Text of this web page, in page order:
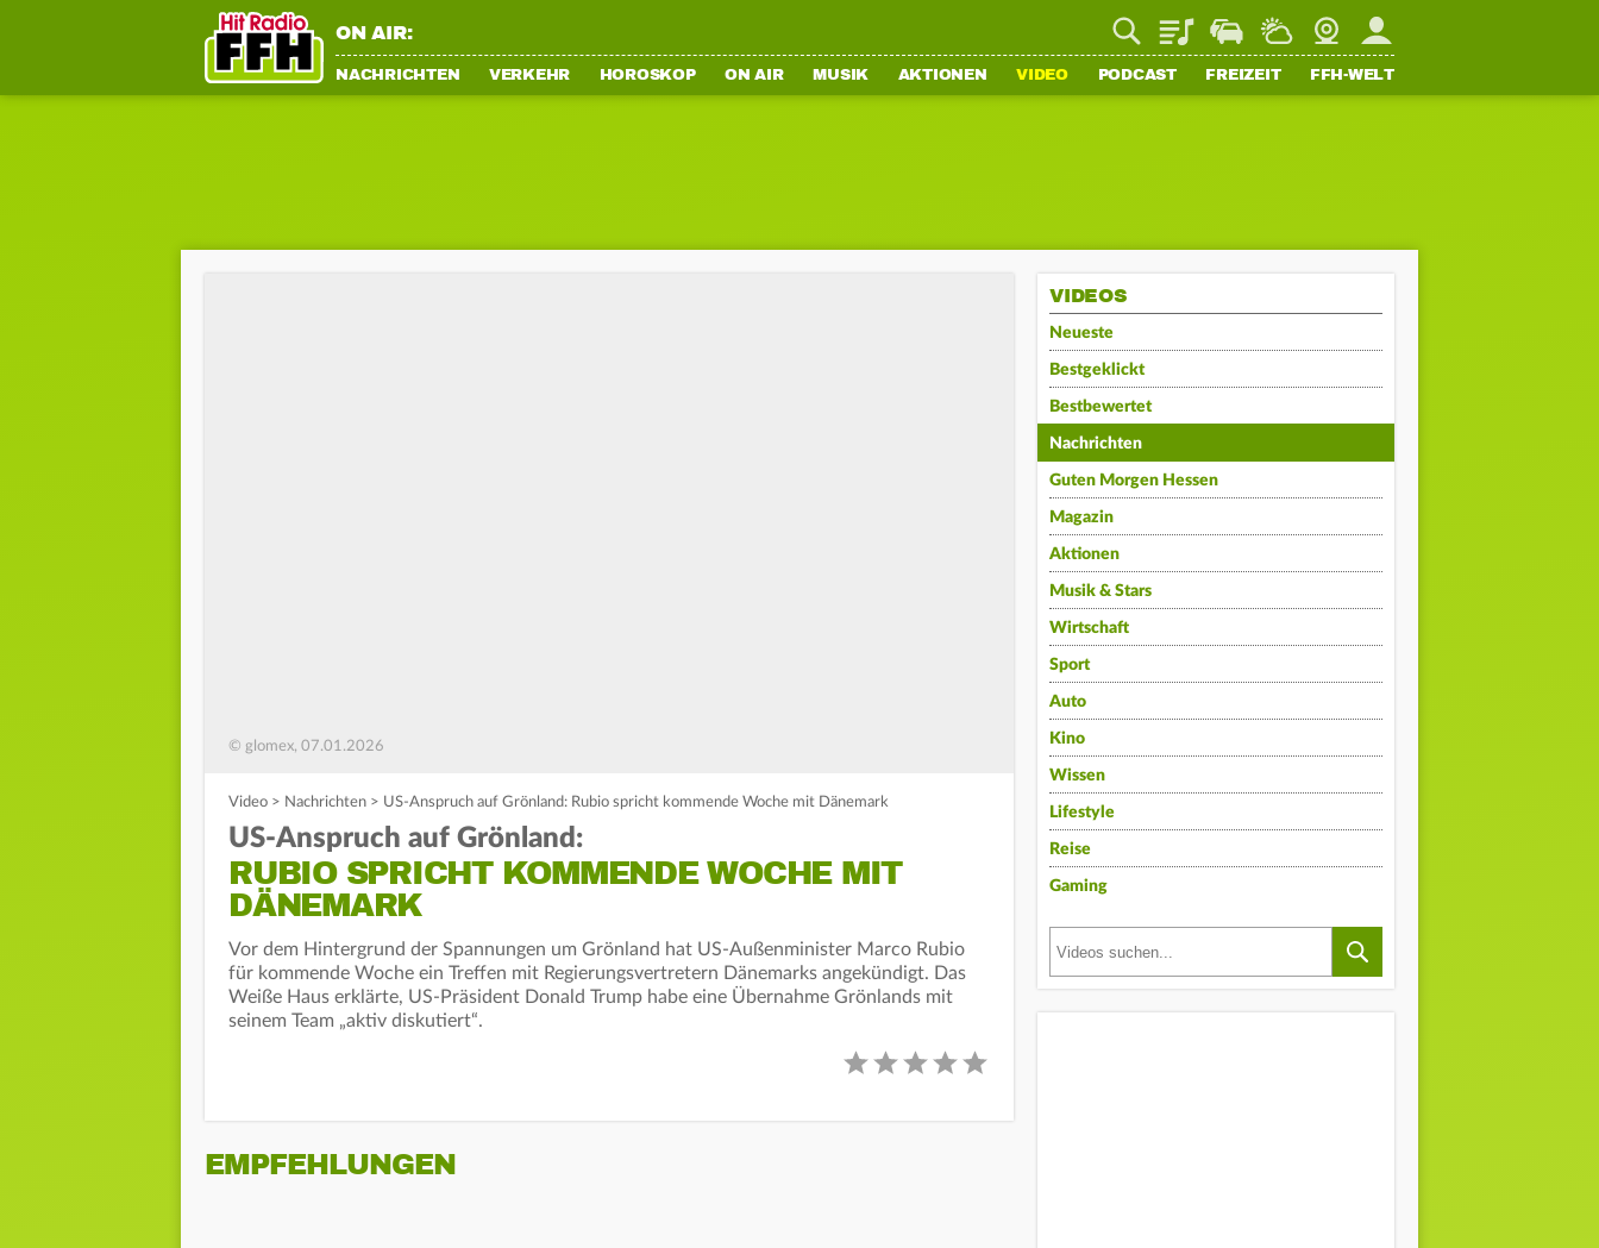
ON AIR: PlaylistStaupilotWetterWebcamMein FFH
NACHRICHTEN VERKEHR HOROSKOP ON AIR MUSIK AKTIONEN VIDEO PODCAST FREIZEIT FFH-WELT
© glomex, 07.01.2026
Video > Nachrichten > US-Anspruch auf Grönland: Rubio spricht kommende Woche mit Dänemark
US-Anspruch auf Grönland:
RUBIO SPRICHT KOMMENDE WOCHE MIT
DÄNEMARK
Vor dem Hintergrund der Spannungen um Grönland hat US-Außenminister Marco Rubio
für kommende Woche ein Treffen mit Regierungsvertretern Dänemarks angekündigt. Das
Weiße Haus erklärte, US-Präsident Donald Trump habe eine Übernahme Grönlands mit
seinem Team „aktiv diskutiert“.
EMPFEHLUNGEN
VIDEOS
Neueste
Bestgeklickt
Bestbewertet
Nachrichten
Guten Morgen Hessen
Magazin
Aktionen
Musik & Stars
Wirtschaft
Sport
Auto
Kino
Wissen
Lifestyle
Reise
Gaming